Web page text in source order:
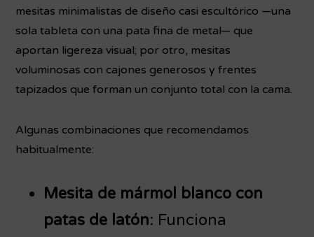
mesitas minimalistas de diseño casi escultórico —una
sola tableta con una pata fina de metal— que
aportan ligereza visual; por otro, mesitas
voluminosas con cajones generosos y frentes
tapizados que forman un conjunto total con la cama.
Algunas combinaciones que recomendamos
habitualmente:
Mesita de mármol blanco con
patas de latón: Funciona